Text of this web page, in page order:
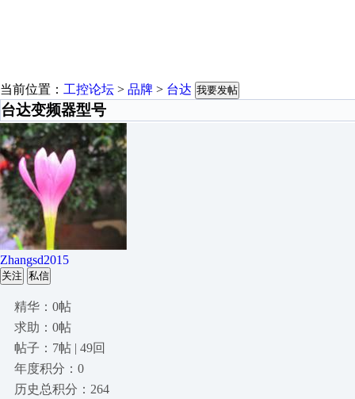
当前位置： 工控论坛 > 品牌 > 台达 我要发帖
台达变频器型号
Zhangsd2015
关注 私信
精华：0帖
求助：0帖
帖子：7帖 | 49回
年度积分：0
历史总积分：264